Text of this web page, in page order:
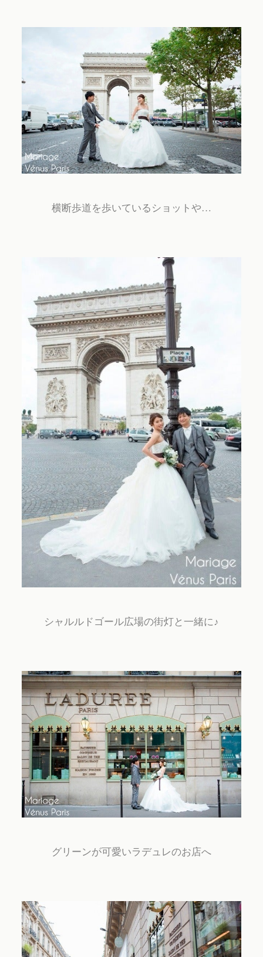
横断歩道を歩いているショットや…
シャルルドゴール広場の街灯と一緒に♪
グリーンが可愛いラデュレのお店へ